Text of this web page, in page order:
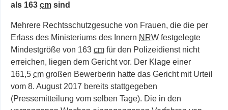
als 163 cm sind
Mehrere Rechtsschutzgesuche von Frauen, die die per
Erlass des Ministeriums des Innern NRW festgelegte
Mindestgröße von 163 cm für den Polizeidienst nicht
erreichen, liegen dem Gericht vor. Der Klage einer
161,5 cm großen Bewerberin hatte das Gericht mit Urteil
vom 8. August 2017 bereits stattgegeben
(Pressemitteilung vom selben Tage). Die in den